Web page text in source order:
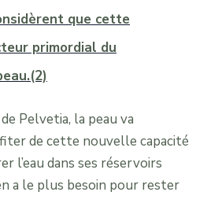
que cette
primordial du
Pelvetia, la peau va
de cette nouvelle capacité
l’eau dans ses réservoirs
a le plus besoin pour rester